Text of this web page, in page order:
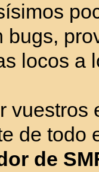
bugs,
locos a
vuestros
de todo
de